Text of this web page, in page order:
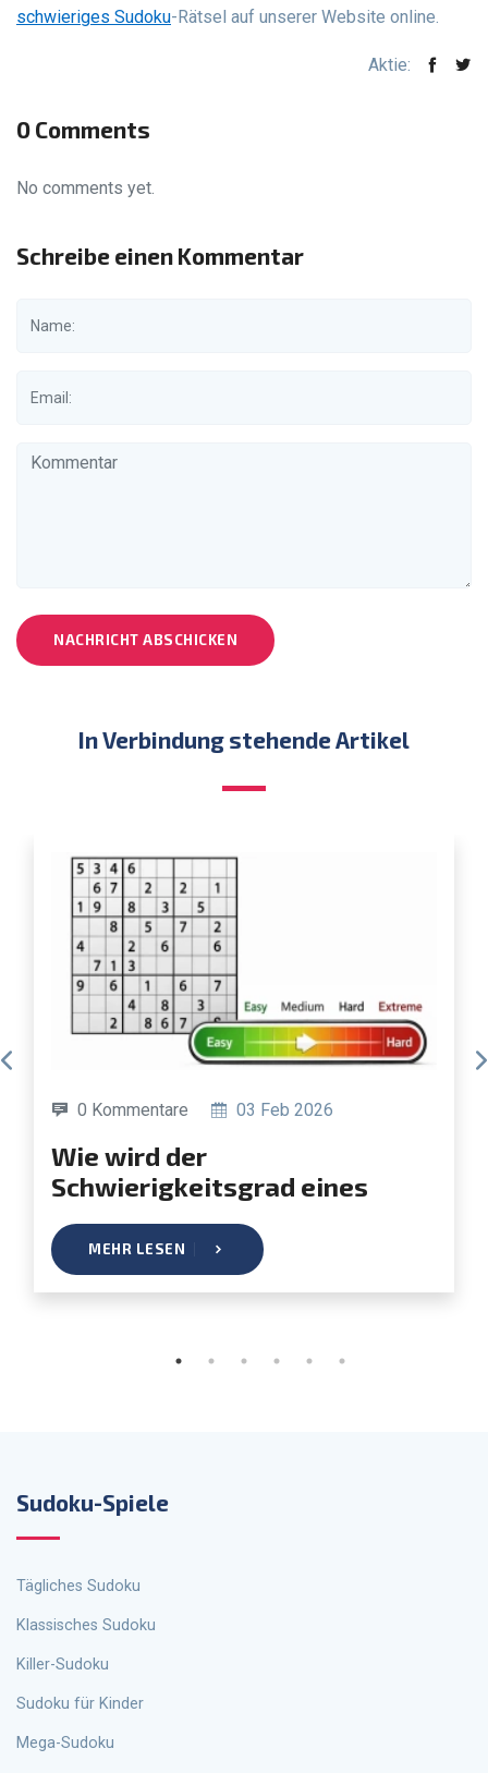
schwieriges Sudoku-Rätsel auf unserer Website online.
Aktie:
0 Comments
No comments yet.
Schreibe einen Kommentar
NACHRICHT ABSCHICKEN
In Verbindung stehende Artikel
0 Kommentare 03 Feb 2026
Wie wird der
Schwierigkeitsgrad eines
Sudokus bestimmt?
MEHR LESEN
Sudoku-Spiele
Tägliches Sudoku
Klassisches Sudoku
Killer-Sudoku
Sudoku für Kinder
Mega-Sudoku